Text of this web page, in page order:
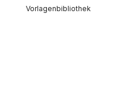
Vorlagenbibliothek